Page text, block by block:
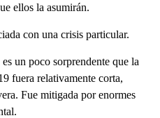
ellos la asumirán.
con una crisis particular.
es un poco sorprendente que la
fuera relativamente corta,
Fue mitigada por enormes